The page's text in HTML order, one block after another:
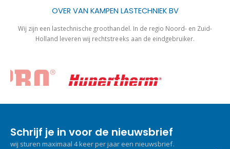
OVER VAN KAMPEN LASTECHNIEK BV
Wij zijn een lastechnische groothandel. In de regio Noord- en Zuid-
Holland leveren wij rechtstreeks aan de eindgebruiker.
Schrijf je in voor de nieuwsbrief
wij sturen maximaal 4 keer per jaar een nieuwsbrief.